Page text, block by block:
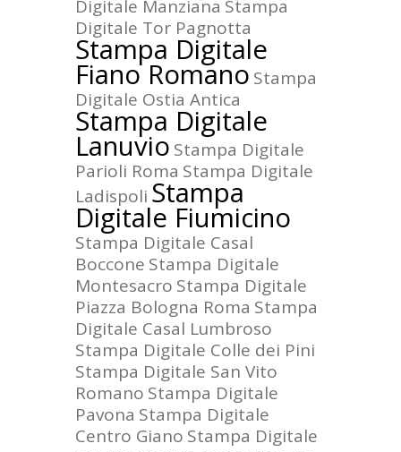
Digitale Manziana Stampa
Digitale Tor Pagnotta
Stampa Digitale
Fiano Romano Stampa
Digitale Ostia Antica
Stampa Digitale
Lanuvio Stampa Digitale
Parioli Roma Stampa Digitale
Ladispoli Stampa
Digitale Fiumicino
Stampa Digitale Casal
Boccone Stampa Digitale
Montesacro Stampa Digitale
Piazza Bologna Roma Stampa
Digitale Casal Lumbroso
Stampa Digitale Colle dei Pini
Stampa Digitale San Vito
Romano Stampa Digitale
Pavona Stampa Digitale
Centro Giano Stampa Digitale